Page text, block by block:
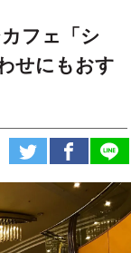
フェ「シ
せにもおす